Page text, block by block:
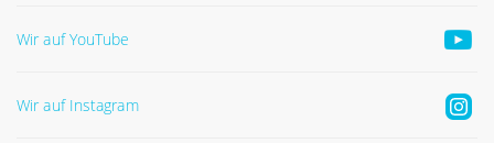
Wir auf YouTube
Wir auf Instagram